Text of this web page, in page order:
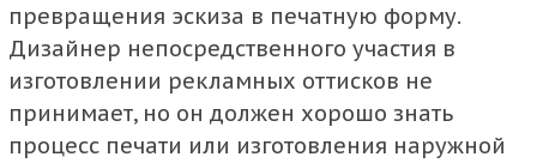
превращения эскиза в печатную форму.
Дизайнер непосредственного участия в
изготовлении рекламных оттисков не
принимает, но он должен хорошо знать
процесс печати или изготовления наружной